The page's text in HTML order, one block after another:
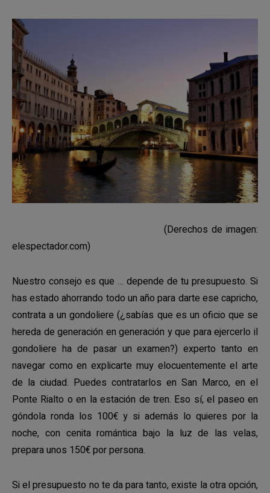
(Derechos de imagen:
elespectador.com)
Nuestro consejo es que … depende de tu presupuesto. Si
has estado ahorrando todo un año para darte ese capricho,
contrata a un gondoliere (¿sabías que es un oficio que se
hereda de generación en generación y que para ejercerlo il
gondoliere ha de pasar un examen?) experto tanto en
navegar como en explicarte muy elocuentemente el arte
de la ciudad. Puedes contratarlos en San Marco, en el
Ponte Rialto o en la estación de tren. Eso sí, el paseo en
góndola ronda los 100€ y si además lo quieres por la
noche, con cenita romántica bajo la luz de las velas,
prepara unos 150€ por persona.
Si el presupuesto no te da para tanto, existe la otra opción,